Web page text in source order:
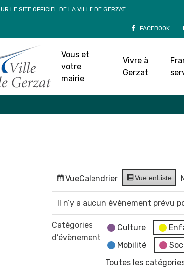
LE SITE OFFICIEL DE LA VILLE DE GERZAT
FACEBOOK
Vous et
votre
mairie
Vivre à
Gerzat
VueCalendrier Vue enListe
Il n’y a aucun évènement prévu
Catégories
d’évènement
Culture
Mobilité
Toutes les